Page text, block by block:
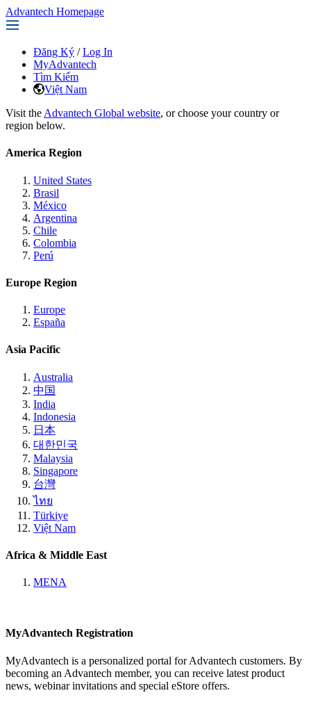
Advantech Homepage
Đăng Ký / Log In
MyAdvantech
Tìm Kiếm
Việt Nam
Visit the Advantech Global website, or choose your country or
region below.
America Region
United States
Brasil
México
Argentina
Chile
Colombia
Perú
Europe Region
Europe
España
Asia Pacific
Australia
中国
India
Indonesia
日本
대한민국
Malaysia
Singapore
台灣
ไทย
Türkiye
Việt Nam
Africa & Middle East
MENA
MyAdvantech Registration
MyAdvantech is a personalized portal for Advantech customers. By
becoming an Advantech member, you can receive latest product
news, webinar invitations and special eStore offers.